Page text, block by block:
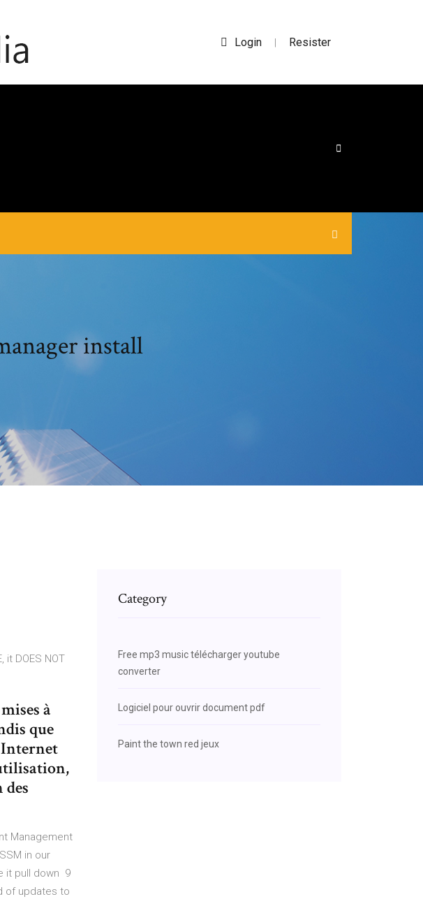
Login | Resister
install
it DOES NOT
à
que
Management
in our
it pull down 9
of updates to
Category
Free mp3 music télécharger youtube
converter
Logiciel pour ouvrir document pdf
Paint the town red jeux